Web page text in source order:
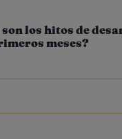
son los hitos de
meses?